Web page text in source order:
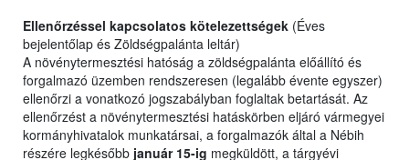
Ellenőrzéssel kapcsolatos kötelezettségek (Éves
bejelentőlap és Zöldségpalánta leltár)
A növénytermesztési hatóság a zöldségpalánta előállító és
forgalmazó üzemben rendszeresen (legalább évente egyszer)
ellenőrzi a vonatkozó jogszabályban foglaltak betartását. Az
ellenőrzést a növénytermesztési hatáskörben eljáró vármegyei
kormányhivatalok munkatársai, a forgalmazók által a Nébih
részére legkésőbb január 15-ig megküldött, a tárgyévi